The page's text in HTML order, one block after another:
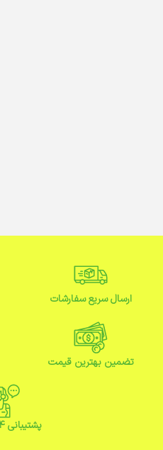
ارسال سریع سفارشات
تضمین بهترین قیمت
پشتیبانی ۲۴ ساعته